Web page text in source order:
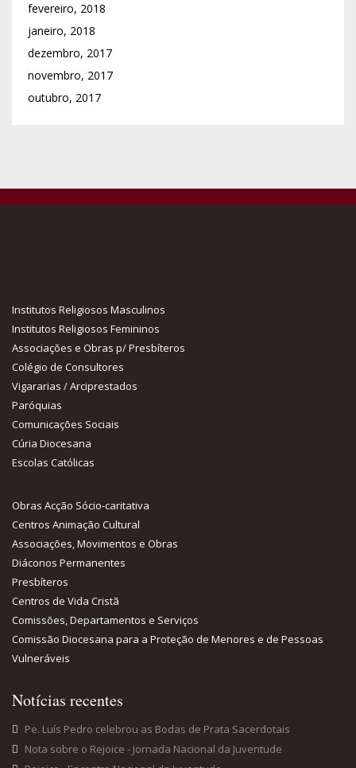
fevereiro, 2018
janeiro, 2018
dezembro, 2017
novembro, 2017
outubro, 2017
Institutos Religiosos Masculinos
Institutos Religiosos Femininos
Associações e Obras p/ Presbíteros
Colégio de Consultores
Vigararias / Arciprestados
Paróquias
Comunicações Sociais
Cúria Diocesana
Escolas Católicas
Obras Acção Sócio-caritativa
Centros Animação Cultural
Associações, Movimentos e Obras
Diáconos Permanentes
Presbíteros
Centros de Vida Cristã
Comissões, Departamentos e Serviços
Comissão Diocesana para a Proteção de Menores e de Pessoas
Vulneráveis
Notícias recentes
Pe. Luís Pedro celebrou as Bodas de Prata Sacerdotais
Nota sobre o Rejoice - Jornada Nacional da Juventude